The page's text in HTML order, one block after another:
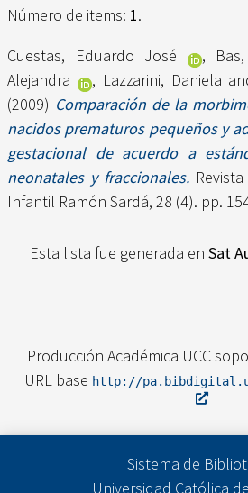
Número de items: 1.
Cuestas, Eduardo José
,
Alejandra
, Lazzarini, Daniela
(2009) Comparación de la
nacidos prematuros pequeños y
gestacional de acuerdo a
neonatales y fraccionales.Revista
Infantil Ramón Sardá, 28 (4). pp.
Esta lista fue generada en Sat
Producción Académica UCC
URL base http://
Sistema de
Universidad Católica